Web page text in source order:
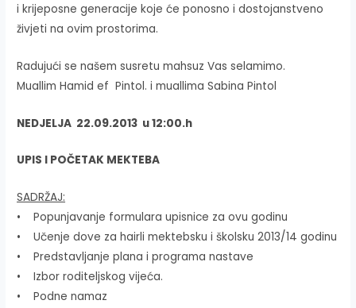
i krijeposne generacije koje će ponosno i dostojanstveno
živjeti na ovim prostorima.
Radujući se našem susretu mahsuz Vas selamimo.
Muallim Hamid ef Pintol. i muallima Sabina Pintol
NEDJELJA 22.09.2013 u 12:00.h
UPIS I POČETAK MEKTEBA
SADRŽAJ:
• Popunjavanje formulara upisnice za ovu godinu
• Učenje dove za hairli mektebsku i školsku 2013/14 godinu
• Predstavljanje plana i programa nastave
• Izbor roditeljskog vijeća.
• Podne namaz